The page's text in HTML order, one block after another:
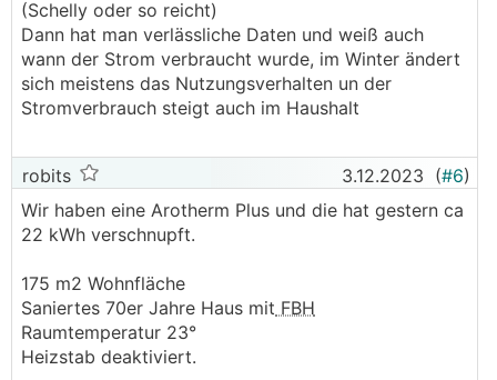
(Schelly oder so reicht)
Dann hat man verlässliche Daten und weiß auch
wann der Strom verbraucht wurde, im Winter ändert
sich meistens das Nutzungsverhalten un der
Stromverbrauch steigt auch im Haushalt
robits 3.12.2023 (#6)
Wir haben eine Arotherm Plus und die hat gestern ca
22 kWh verschnupft.
175 m2 Wohnfläche
Saniertes 70er Jahre Haus mit FBH
Raumtemperatur 23°
Heizstab deaktiviert.